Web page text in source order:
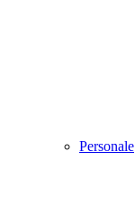
Personale